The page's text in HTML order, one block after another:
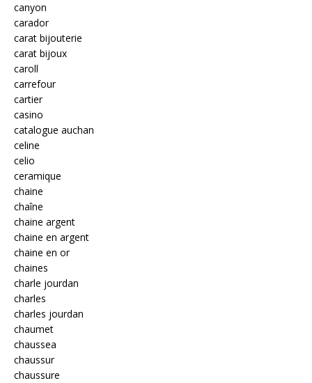
canyon
carador
carat bijouterie
carat bijoux
caroll
carrefour
cartier
casino
catalogue auchan
celine
celio
ceramique
chaine
chaîne
chaine argent
chaine en argent
chaine en or
chaines
charle jourdan
charles
charles jourdan
chaumet
chaussea
chaussur
chaussure